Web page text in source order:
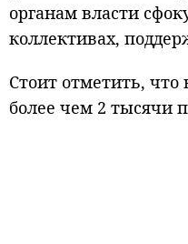
органам власти
коллективах,
Стоит отметить, что
более чем 2 тысячи